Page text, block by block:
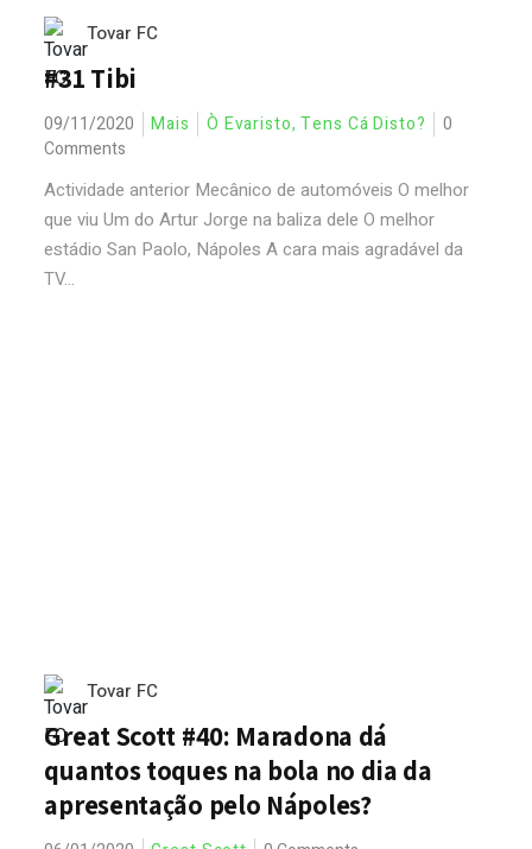
Tovar FC
#31 Tibi
09/11/2020 Mais Ò Evaristo, Tens Cá Disto?
0
Comments
Actividade anterior Mecânico de automóveis O melhor
que viu Um do Artur Jorge na baliza dele O melhor
estádio San Paolo, Nápoles A cara mais agradável da
TV...
Tovar FC
Great Scott #40: Maradona dá
quantos toques na bola no dia da
apresentação pelo Nápoles?